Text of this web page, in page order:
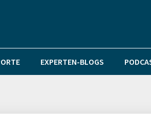
EXPERTEN-BLOGS